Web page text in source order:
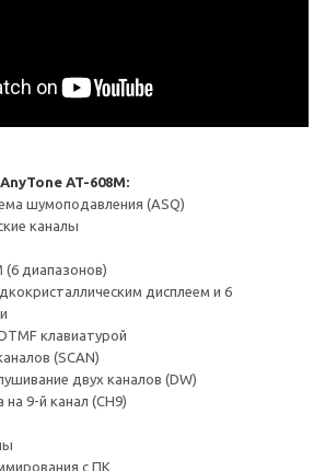
AT-608M:
шумоподавления (ASQ)
каналы
(6 диапазонов)
дисплеем и 6
клавиатурой
(SCAN)
двух каналов (DW)
9-й канал (CH9)
с ПК